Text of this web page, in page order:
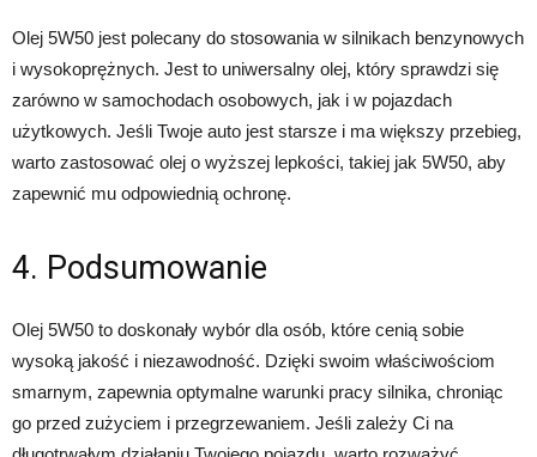
Olej 5W50 jest polecany do stosowania w silnikach benzynowych
i wysokoprężnych. Jest to uniwersalny olej, który sprawdzi się
zarówno w samochodach osobowych, jak i w pojazdach
użytkowych. Jeśli Twoje auto jest starsze i ma większy przebieg,
warto zastosować olej o wyższej lepkości, takiej jak 5W50, aby
zapewnić mu odpowiednią ochronę.
4. Podsumowanie
Olej 5W50 to doskonały wybór dla osób, które cenią sobie
wysoką jakość i niezawodność. Dzięki swoim właściwościom
smarnym, zapewnia optymalne warunki pracy silnika, chroniąc
go przed zużyciem i przegrzewaniem. Jeśli zależy Ci na